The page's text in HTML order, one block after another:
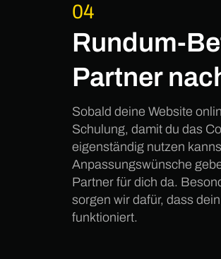
04
Rundum-
Partner
Sobald deine Website
Schulung, damit du das
eigenständig nutzen
Anpassungswünsche
Partner für dich da.
sorgen wir dafür, dass
funktioniert.